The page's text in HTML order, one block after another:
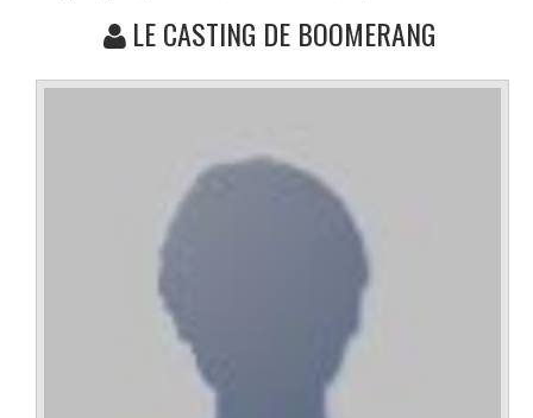
LE CASTING DE BOOMERANG